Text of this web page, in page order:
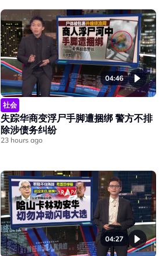
04:46
社会
失踪华商变浮尸手脚遭捆绑 警方不排
除涉债务纠纷
23 hours ago
04:27